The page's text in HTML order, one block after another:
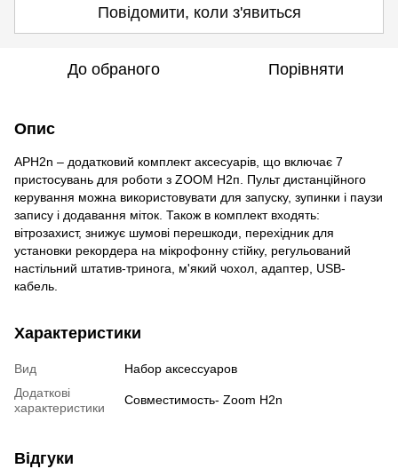
Повідомити, коли з'явиться
До обраного Порівняти
Опис
APH2n – додатковий комплект аксесуарів, що включає 7
пристосувань для роботи з ZOOM Н2п. Пульт дистанційного
керування можна використовувати для запуску, зупинки і паузи
запису і додавання міток. Також в комплект входять:
вітрозахист, знижує шумові перешкоди, перехідник для
установки рекордера на мікрофонну стійку, регульований
настільний штатив-тринога, м'який чохол, адаптер, USB-
кабель.
Характеристики
Вид
Набор аксессуаров
Додаткові
характеристики
Совместимость- Zoom H2n
Відгуки